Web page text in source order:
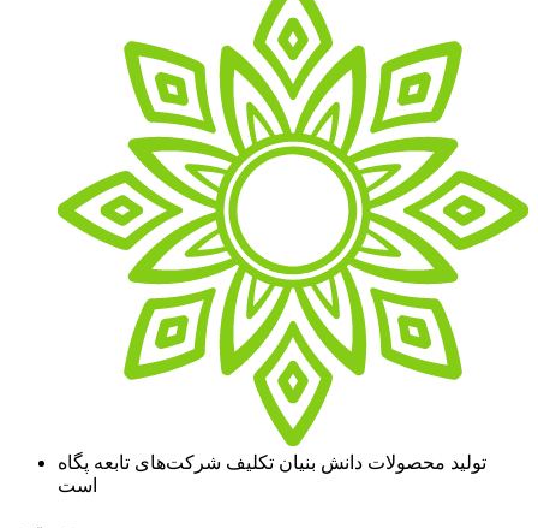
تولید محصولات دانش بنیان تکلیف شرکت‌های تابعه پگاه
است